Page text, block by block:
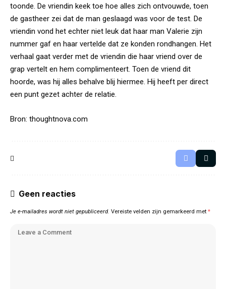
toonde. De vriendin keek toe hoe alles zich ontvouwde, toen
de gastheer zei dat de man geslaagd was voor de test. De
vriendin vond het echter niet leuk dat haar man Valerie zijn
nummer gaf en haar vertelde dat ze konden rondhangen. Het
verhaal gaat verder met de vriendin die haar vriend over de
grap vertelt en hem complimenteert. Toen de vriend dit
hoorde, was hij alles behalve blij hiermee. Hij heeft per direct
een punt gezet achter de relatie.
Bron: thoughtnova.com
Geen reacties
Je e-mailadres wordt niet gepubliceerd. Vereiste velden zijn gemarkeerd met *